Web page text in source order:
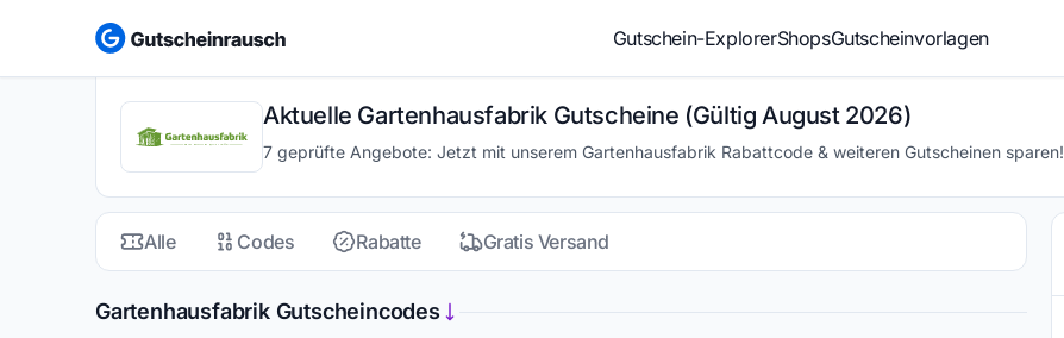
Gutschein-ExplorerShopsGutscheinvorlagen
Aktuelle Gartenhausfabrik Gutscheine (Gültig August 2026)
7 geprüfte Angebote: Jetzt mit unserem Gartenhausfabrik Rabattcode & weiteren Gutscheinen sparen!
Alle Codes Rabatte Gratis Versand
Gartenhausfabrik Gutscheincodes